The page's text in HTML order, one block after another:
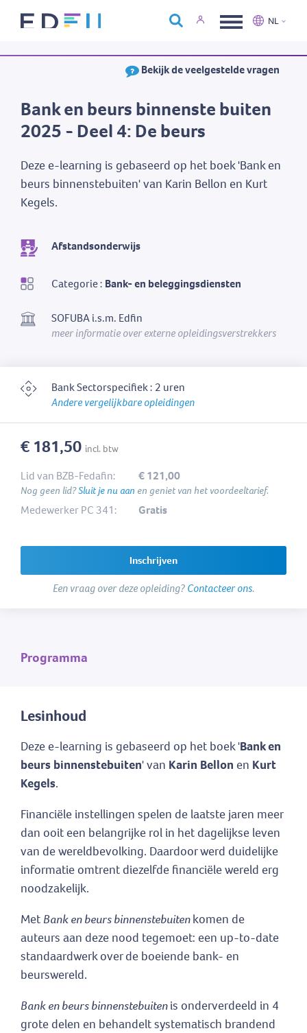
Over Edfin
Kalender
NL
Français
Bekijk de veelgestelde vragen
Afstandsonderwijs
Categorie : Bank- en beleggingsdiensten
SOFUBA i.s.m. Edfin
meer informatie over externe opleidingsverstrekkers
Bank en beurs binnenste buiten
2025 - Deel 4: De beurs
Deze e-learning is gebaseerd op het boek 'Bank en
beurs binnenstebuiten' van Karin Bellon en Kurt
Kegels.
Bank Sectorspecifiek : 2 uren
Andere vergelijkbare opleidingen
€ 181,50 incl. btw
Lid van BZB-Fedafin: € 121,00
Nog geen lid?Sluit je nu aan en geniet van het voordeeltarief.
Medewerker PC 341: Gratis
Inschrijven
Een vraag over deze opleiding?Contacteer ons.
Programma
Lesinhoud
Deze e-learning is gebaseerd op het boek 'Bank en
beurs binnenstebuiten' van Karin Bellon en Kurt
Kegels.
Financiële instellingen spelen de laatste jaren meer
dan ooit een belangrijke rol in het dagelijkse leven
van de wereldbevolking. Daardoor werd duidelijke
informatie omtrent diezelfde financiële wereld erg
noodzakelijk.
Met Bank en beurs binnenstebuitenkomen de
auteurs aan deze nood tegemoet: een up-to-date
standaardwerk over de boeiende bank- en
beurswereld.
Bank en beurs binnenstebuitenis onderverdeeld in 4
grote delen en behandelt systematisch brandend